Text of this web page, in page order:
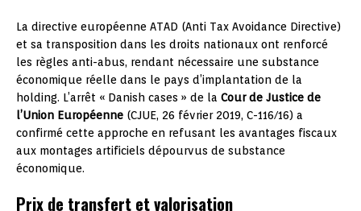
La directive européenne ATAD (Anti Tax Avoidance Directive)
et sa transposition dans les droits nationaux ont renforcé
les règles anti-abus, rendant nécessaire une substance
économique réelle dans le pays d’implantation de la
holding. L’arrêt « Danish cases » de la Cour de Justice de
l’Union Européenne (CJUE, 26 février 2019, C-116/16) a
confirmé cette approche en refusant les avantages fiscaux
aux montages artificiels dépourvus de substance
économique.
Prix de transfert et valorisation